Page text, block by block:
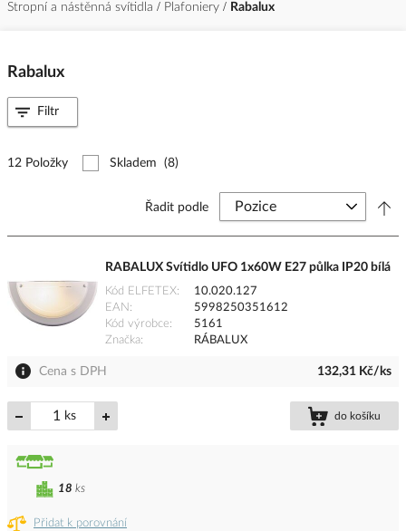
Stropní a nástěnná svítidla
Plafoniery Rabalux
Rabalux
12 Položky Skladem (8)
Řadit podle
RABALUX Svítidlo UFO 1x60W E27 půlka IP20 bílá
Kód ELFETEX
10.020.127
EAN
5998250351612
Kód výrobce
5161
Značka
RÁBALUX
Cena s DPH 132,31 Kč/ks
ks do košíku
Přidat k porovnání
18 ks
Filtr